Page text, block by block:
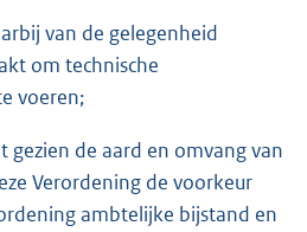
van de gelegenheid
om technische
voeren;
gezien de aard en omvang van
Verordening de voorkeur
ambtelijke bijstand en